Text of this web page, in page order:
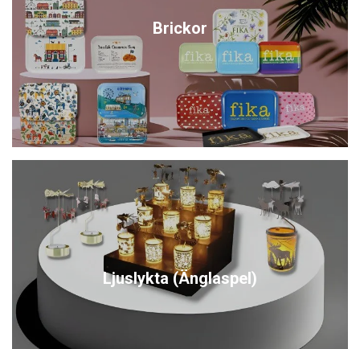
Brickor
Ljuslykta (Änglaspel)